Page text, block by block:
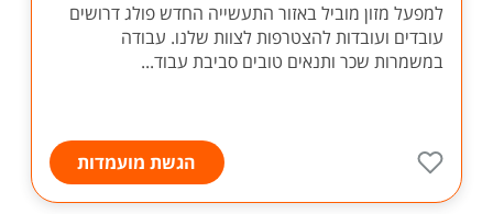
למפעל מזון מוביל באזור התעשייה החדש פולג דרושים
עובדים ועובדות להצטרפות לצוות שלנו. עבודה
במשמרות שכר ותנאים טובים סביבת עבוד...
הגשת מועמדות